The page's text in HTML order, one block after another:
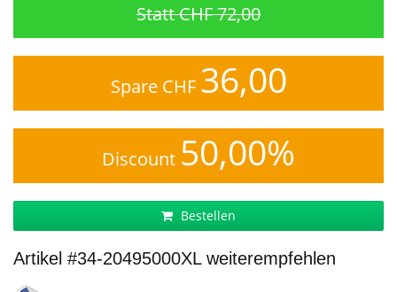
Statt CHF 72,00
Spare CHF 36,00
Discount 50,00%
Bestellen
Artikel #34-20495000XL weiterempfehlen